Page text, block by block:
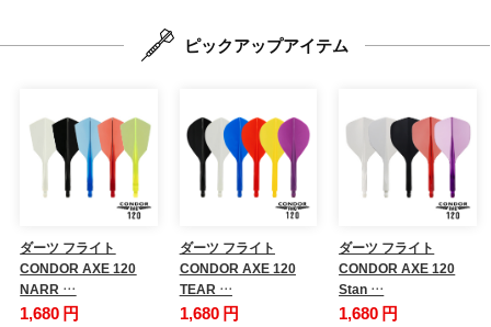
ピックアップアイテム
ダーツ フライト
CONDOR AXE 120
NARR …
1,680 円
ダーツ フライト
CONDOR AXE 120
TEAR …
1,680 円
ダーツ フライト
CONDOR AXE 120
Stan …
1,680 円